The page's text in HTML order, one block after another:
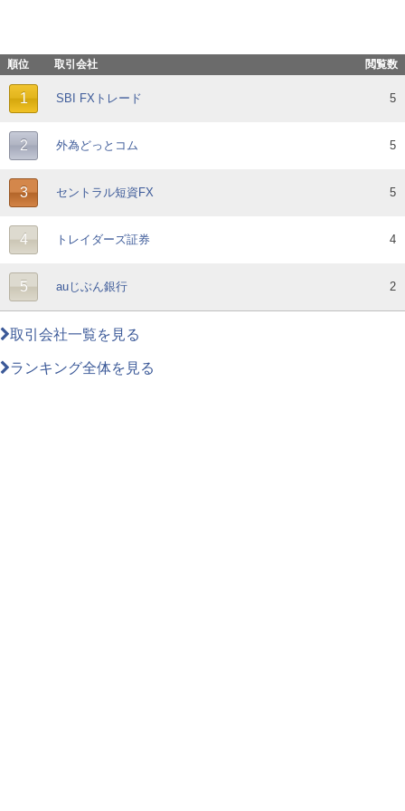
順位 取引会社 閲覧数
1 SBI FXトレード 5
2 外為どっとコム 5
3 セントラル短資FX 5
4 トレイダーズ証券 4
5 auじぶん銀行 2
取引会社一覧を見る
ランキング全体を見る